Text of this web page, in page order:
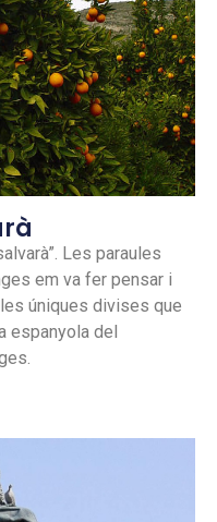
Les paraules
em va fer pensar i
úniques divises que
espanyola del